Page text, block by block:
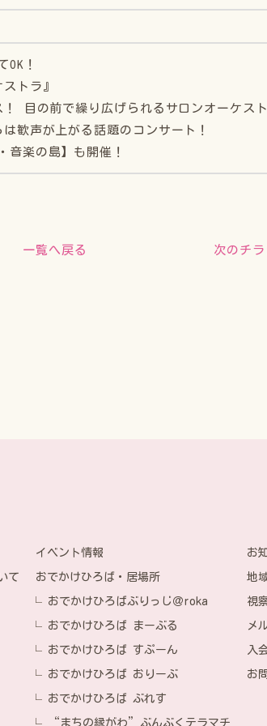
！
トラ』
目の前で繰り広げられるサロンオーケス
歓声が上がる話題のコンサート！
音楽の島】も開催！
次のチ
一覧へ戻る
て
イベント情報
おでかけひろば・居場所
おでかけひろばぶりっじ＠roka
おでかけひろば まーぶる
おでかけひろば すぷーん
おでかけひろば おりーぶ
おでかけひろば ぶれす
“まちの縁がわ”ぶんぶくテラマチ
お
地
視
メ
入
お